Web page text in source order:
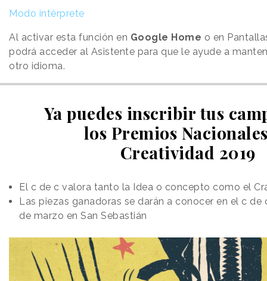
Modo intérprete
Al activar esta función en Google Home o en
podrá acceder al Asistente para que le ayude a
otro idioma.
Ya puedes inscribir tus
los Premios
Creatividad 2019
El c de c valora tanto la Idea o concepto como el
Las piezas ganadoras se darán a conocer en el c de
de marzo en San Sebastián